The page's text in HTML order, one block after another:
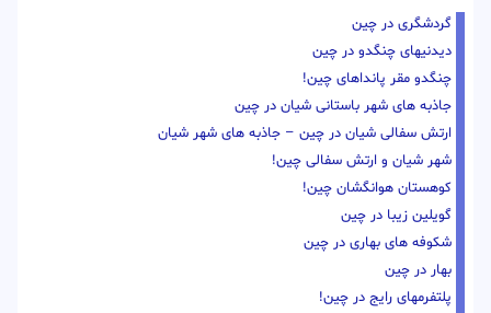
گردشگری در چین
دیدنیهای چنگدو در چین
چنگدو مقر پانداهای چین!
جاذبه های شهر باستانی شیان در چین
ارتش سفالی شیان در چین – جاذبه های شهر شیان
شهر شیان و ارتش سفالی چین!
کوهستان هوانگشان چین!
گویلین زیبا در چین
شکوفه های بهاری در چین
بهار در چین
پلتفرمهای رایج در چین!